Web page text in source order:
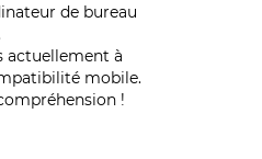
de bureau
actuellement à
mobile.
!